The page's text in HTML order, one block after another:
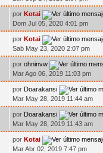
por Kotai
Dom Jul 05, 2020 4:01 pm
por Kotai
Sab May 23, 2020 2:07 pm
por ohninvw
Mar Ago 06, 2019 11:03 pm
por Doarakansi
Mar May 28, 2019 11:44 am
por Doarakansi
Mar May 28, 2019 11:43 am
por Kotai
Mar Abr 02, 2019 7:47 pm